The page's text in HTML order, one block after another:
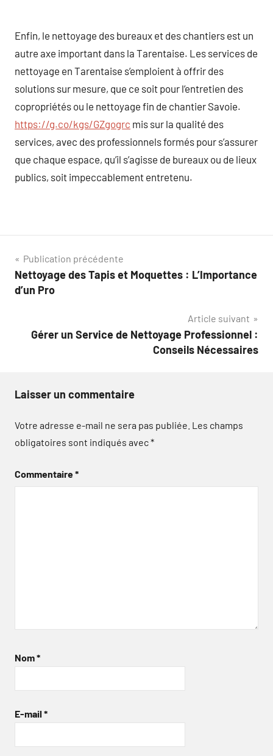
Enfin, le nettoyage des bureaux et des chantiers est un
autre axe important dans la Tarentaise. Les services de
nettoyage en Tarentaise s’emploient à offrir des
solutions sur mesure, que ce soit pour l’entretien des
copropriétés ou le nettoyage fin de chantier Savoie.
https://g.co/kgs/GZgogrc mis sur la qualité des
services, avec des professionnels formés pour s’assurer
que chaque espace, qu’il s’agisse de bureaux ou de lieux
publics, soit impeccablement entretenu.
Navigation
de
Publication précédente
Nettoyage des Tapis et Moquettes : L’Importance
d’un Pro
Article suivant
Gérer un Service de Nettoyage Professionnel :
Conseils Nécessaires
Laisser un commentaire
Votre adresse e-mail ne sera pas publiée. Les champs
obligatoires sont indiqués avec*
Commentaire*
Nom*
E-mail *